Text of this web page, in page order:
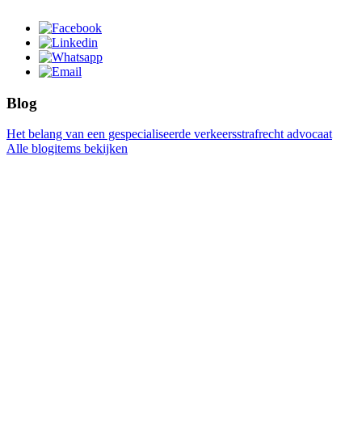
Blog
Het belang van een gespecialiseerde verkeersstrafrecht advocaat
Alle blogitems bekijken